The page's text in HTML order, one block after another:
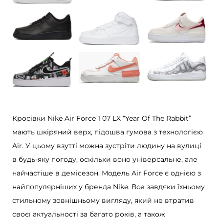
r
c
1
0
X
Y
e
a
r
O
f
T
Кросівки Nike Air Force 1 07 LX “Year Of The Rabbit”
мають шкіряний верх, підошва гумова з технологією
Air. У цьому взутті можна зустріти людину на вулиці
в будь-яку погоду, оскільки воно універсальне, але
найчастіше в демісезон. Модель Air Force є однією з
найпопулярніших у бренда Nike. Все завдяки їхньому
стильному зовнішньому вигляду, який не втратив
своєї актуальності за багато років, а також